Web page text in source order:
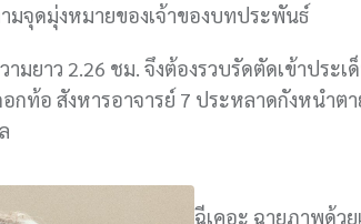
มจุดมุ่งหมายของเจ้าของบทประพันธ์
มยาว 2.26 ชม. จึงต้องรวบรัดตัดเข้าประ
อกท้อ สังหารอาจารย์ 7 ประหลาดกังหนำ
ฉีเคอะ ฉายภาพด้วย